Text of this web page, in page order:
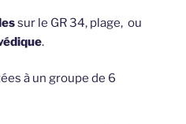
sur le GR 34, plage, ou
.
à un groupe de 6